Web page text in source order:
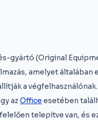
gyártó (Original
amelyet általában
a
az Office esetében
telepítve van, és